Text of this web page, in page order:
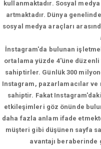
kullanmaktadır. Sosyal
artmaktadır. Dünya
sosyal medya araçları
İnstagram'da bulunan
ortalama yüzde 4'üne
sahiptirler. Günlük 300
Instagram, pazarlamacılar
sahiptir. Fakat
etkileşimleri göz önünde
daha fazla anlam ifade
müşteri gibi düşünen sayfa
avantajı beraberinde